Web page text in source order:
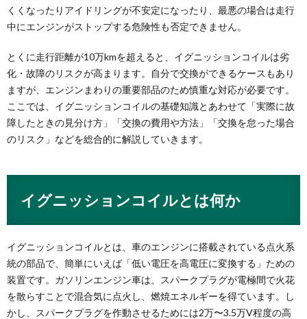
くくなったりアイドリングが不安定になったり、最悪の場合は走行
中にエンジンがストップする危険性も否定できません。
とくに走行距離が10万kmを超えると、イグニッションコイルは劣
化・故障のリスクが高まります。自分で交換ができるケースもあり
ますが、エンジンまわりの重要部品のため慎重な対応が必要です。
ここでは、イグニッションコイルの基礎知識とあわせて「実際に故
障したときの見分け方」「交換の費用や方法」「交換を怠った場合
のリスク」などを総合的に解説していきます。
イグニッションコイルとは何か
イグニッションコイルとは、車のエンジンに搭載されている点火系
統の部品で、簡単にいえば「低い電圧を高電圧に変換する」ための
装置です。ガソリンエンジン車は、スパークプラグが電極間で火花
を散らすことで混合気に点火し、燃焼エネルギーを得ています。し
かし、スパークプラグを作動させるためには2万〜3.5万V程度の高